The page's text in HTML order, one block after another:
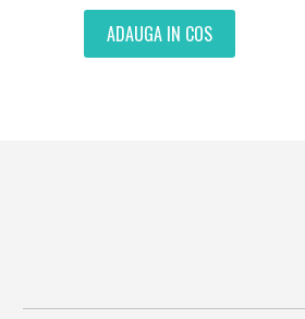
ADAUGA IN COS